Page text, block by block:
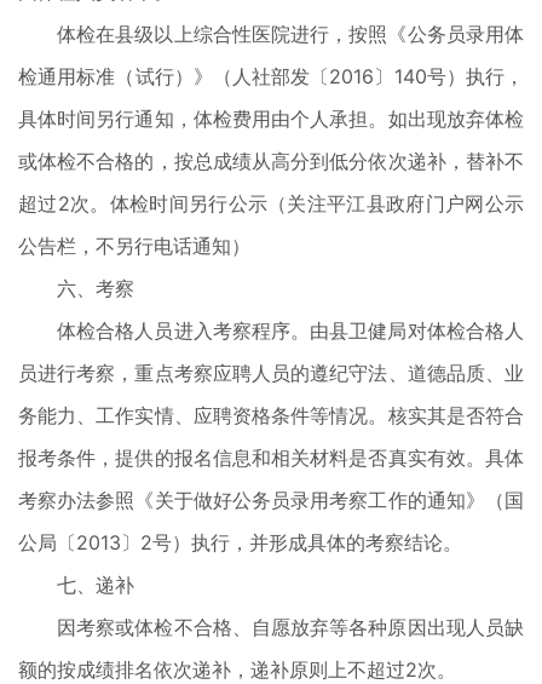
体检在县级以上综合性医院进行，按照《公务员录用体
检通用标准（试行）》（人社部发〔2016〕140号）执行，
具体时间另行通知，体检费用由个人承担。如出现放弃体检
或体检不合格的，按总成绩从高分到低分依次递补，替补不
超过2次。体检时间另行公示（关注平江县政府门户网公示
公告栏，不另行电话通知）
六、考察
体检合格人员进入考察程序。由县卫健局对体检合格人
员进行考察，重点考察应聘人员的遵纪守法、道德品质、业
务能力、工作实情、应聘资格条件等情况。核实其是否符合
报考条件，提供的报名信息和相关材料是否真实有效。具体
考察办法参照《关于做好公务员录用考察工作的通知》（国
公局〔2013〕2号）执行，并形成具体的考察结论。
七、递补
因考察或体检不合格、自愿放弃等各种原因出现人员缺
额的按成绩排名依次递补，递补原则上不超过2次。